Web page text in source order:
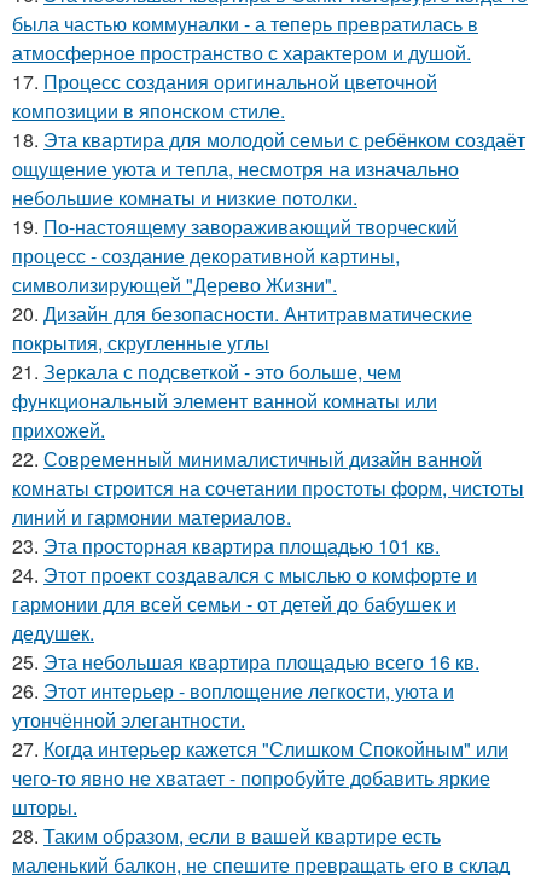
была частью коммуналки - а теперь превратилась в
атмосферное пространство с характером и душой.
17. Процесс создания оригинальной цветочной
композиции в японском стиле.
18. Эта квартира для молодой семьи с ребёнком создаёт
ощущение уюта и тепла, несмотря на изначально
небольшие комнаты и низкие потолки.
19. По-настоящему завораживающий творческий
процесс - создание декоративной картины,
символизирующей "Дерево Жизни".
20. Дизайн для безопасности. Антитравматические
покрытия, скругленные углы
21. Зеркала с подсветкой - это больше, чем
функциональный элемент ванной комнаты или
прихожей.
22. Современный минималистичный дизайн ванной
комнаты строится на сочетании простоты форм, чистоты
линий и гармонии материалов.
23. Эта просторная квартира площадью 101 кв.
24. Этот проект создавался с мыслью о комфорте и
гармонии для всей семьи - от детей до бабушек и
дедушек.
25. Эта небольшая квартира площадью всего 16 кв.
26. Этот интерьер - воплощение легкости, уюта и
утончённой элегантности.
27. Когда интерьер кажется "Слишком Спокойным" или
чего-то явно не хватает - попробуйте добавить яркие
шторы.
28. Таким образом, если в вашей квартире есть
маленький балкон, не спешите превращать его в склад